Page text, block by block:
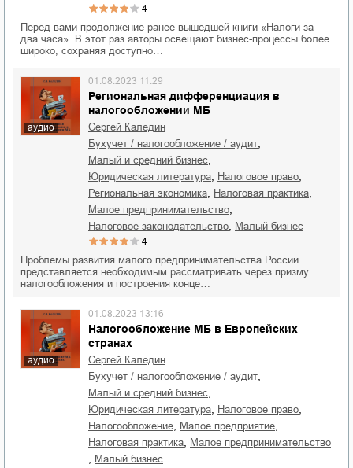
4
Перед вами продолжение ранее вышедшей книги «Налоги за
два часа». В этот раз авторы освещают бизнес-процессы более
широко, сохраняя доступно…
аудио
Региональная дифференциация в
налогообложении МБ
01.08.2023 11:29
Сергей Каледин
бухучет / налогообложение / аудит
малый и средний бизнес
юридическая литература налоговое право
региональная экономика налоговая практика
малое предпринимательство
налоговое законодательство малый бизнес
4
Проблемы развития малого предпринимательства России
представляется необходимым рассматривать через призму
налогообложения и построения конце…
аудио
Налогообложение МБ в Европейских
странах
01.08.2023 13:16
Сергей Каледин
бухучет / налогообложение / аудит
малый и средний бизнес
юридическая литература налоговое право
налогообложение малое предприятие
налоговая практика малое предпринимательство
малый бизнес